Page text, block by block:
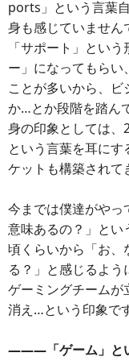
ports」という言葉
身も感じていません
「サポート」とい
ー」になってもら
ことが多いから、
か…とか段階を踏ん
身の印象としては、
という言葉を耳に
ケットも構築されて
今までは僕達がやっ
意味あるの？」とい
頃くらいから「お、
る？」と感じるよ
ゲーミングチームが
消え…という印象で
―――「ゲーム」と